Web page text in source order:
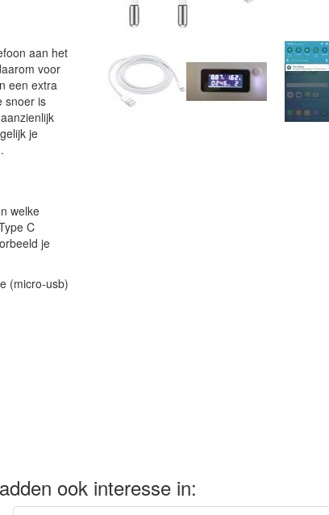
aan het
voor
een extra
snoer is
je
welke
C
je
(micro-usb)
ook interesse in: